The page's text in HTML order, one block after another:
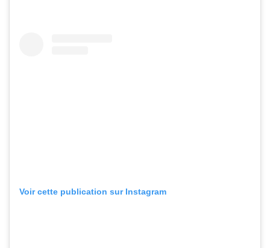
Voir cette publication sur Instagram